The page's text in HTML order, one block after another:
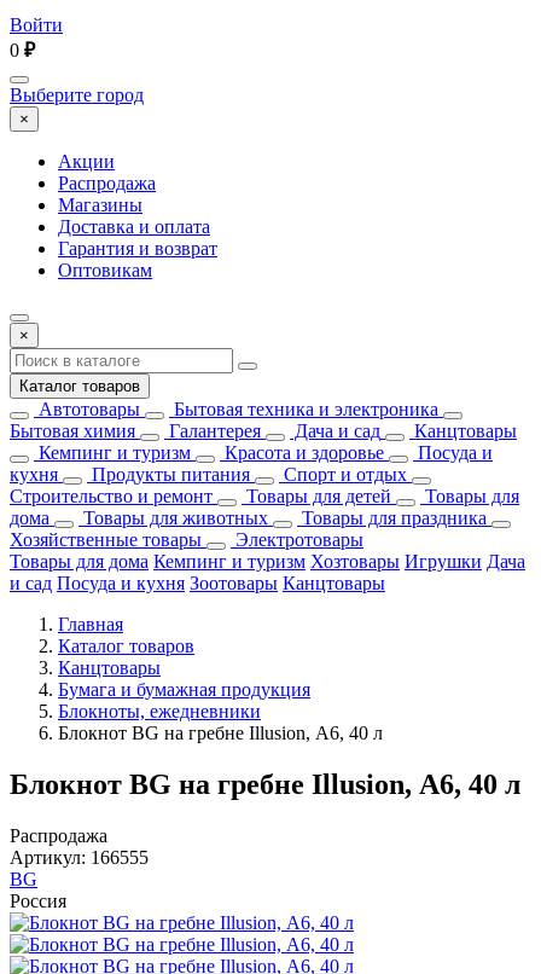
Войти
0 ₽
Выберите город
×
Акции
Распродажа
Магазины
Доставка и оплата
Гарантия и возврат
Оптовикам
×
Каталог товаров
Автотовары
Бытовая техника и электроника
Бытовая химия
Галантерея Дача и сад
Канцтовары
Кемпинг и туризм
Красота и здоровье
Посуда и
кухня
Продукты питания
Спорт и отдых
Строительство и ремонт
Товары для детей
Товары для
дома
Товары для животных
Товары для праздника
Хозяйственные товары
Электротовары
Товары для дома Кемпинг и туризм Хозтовары Игрушки Дача
и сад Посуда и кухня Зоотовары Канцтовары
Главная
Каталог товаров
Канцтовары
Бумага и бумажная продукция
Блокноты, ежедневники
Блокнот BG на гребне Illusion, А6, 40 л
Блокнот BG на гребне Illusion, А6, 40 л
Распродажа
Артикул: 166555
BG
Россия